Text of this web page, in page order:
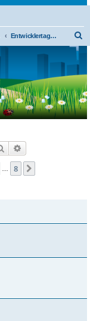
Entwicklertagebuch
h
e
Suche
8